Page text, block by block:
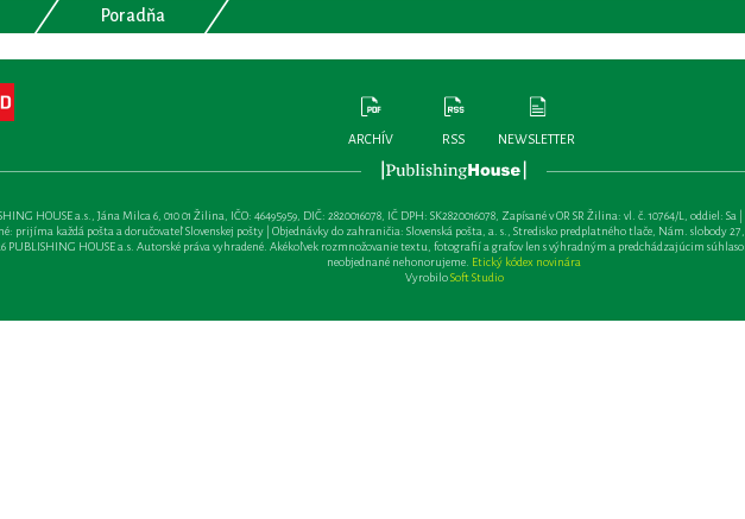
Poradňa
ARCHÍV RSS NEWSLETTER
HOUSE a.s., Jána Milca 6, 010 01 Žilina, IČO: 46495959, DIČ: 2820016078, IČ DPH: SK2820016078, Zapísané v OR SR Žilina: vl. č. 10764/L, oddiel: Sa
prijíma každá pošta a doručovateľ Slovenskej pošty | Objednávky do zahraničia: Slovenská pošta, a. s., Stredisko predplatného tlače, Nám. slobody 27,
PUBLISHING HOUSE a.s. Autorské práva vyhradené. Akékoľvek rozmnožovanie textu, fotografií a grafov len s výhradným a predchádzajúcim
neobjednané nehonorujeme. Etický kódex novinára
VyrobiloSoft Studio